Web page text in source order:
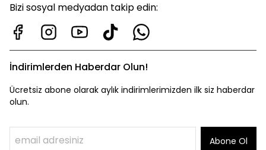
Bizi sosyal medyadan takip edin:
İndirimlerden Haberdar Olun!
Ücretsiz abone olarak aylık indirimlerimizden ilk siz haberdar
olun.
Abone Ol